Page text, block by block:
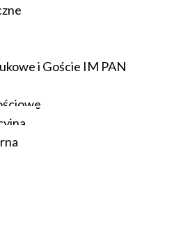
i Goście IM PAN